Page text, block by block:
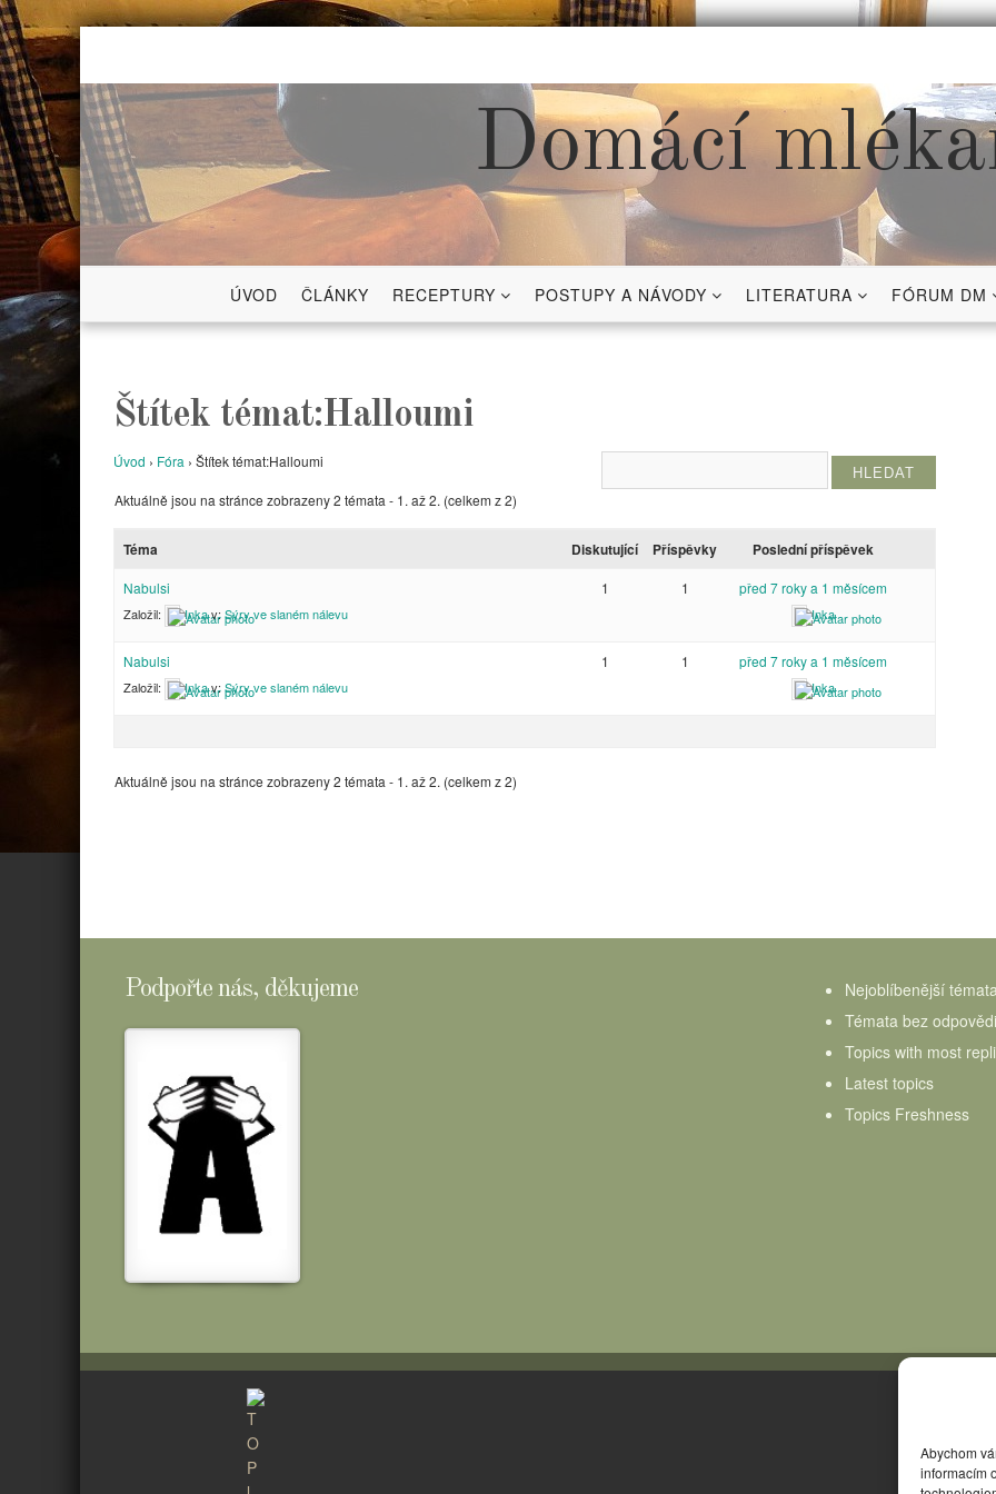
Abychom
informacím
Skip
content
Domácí
ÚVOD ČLÁNKY RECEPTURY POSTUPY A NÁVODY LITERATURA FÓRUM DM
Štítek témat:Halloumi
Úvod › Fóra › Štítek témat:Halloumi
Aktuálně jsou na stránce zobrazeny 2 témata - 1. až 2. (celkem z 2)
Téma Diskutující Příspěvky Poslední příspěvek
Nabulsi
Založil: Inkav:Sýry ve slaném nálevu
1 1 před 7 roky a 1 měsícem
Inka
Nabulsi
Založil: Inkav:Sýry ve slaném nálevu
1 1 před 7 roky a 1 měsícem
Inka
Aktuálně jsou na stránce zobrazeny 2 témata - 1. až 2. (celkem z 2)
Podpořte nás, děkujeme
Nejoblíbenější
Témata bez odpovědi
Topics with most
Latest topics
Topics Freshness